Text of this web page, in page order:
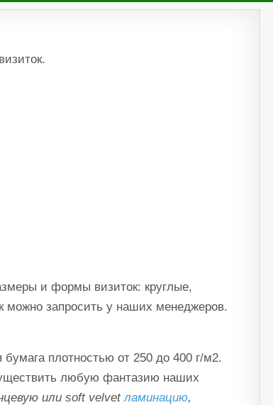
и формы визиток: круглые,
можно запросить у наших менеджеров.
плотностью от 250 до 400 г/м2.
любую фантазию наших
или soft velvetламинацию,